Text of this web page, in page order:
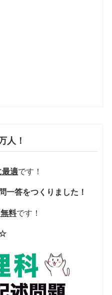
人！
適です！
一答をつくりました！
無料です！
☆